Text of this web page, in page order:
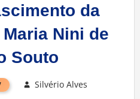
da
Nini de
Souto
Silvério Alves